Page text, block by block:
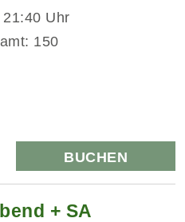
Uhr
150
BUCHEN
+ SA